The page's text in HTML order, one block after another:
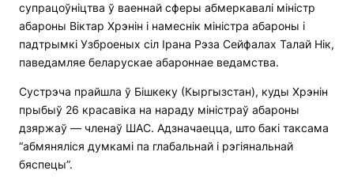
супрацоўніцтва ў ваеннай сферы абмеркавалі міністр
абароны Віктар Хрэнін і намеснік міністра абароны і
падтрымкі Узброеных сіл Ірана Рэза Сейфалах Талай Нік,
паведамляе беларускае абароннае ведамства.
Сустрэча прайшла ў Бішкеку (Кыргызстан), куды Хрэнін
прыбыў 26 красавіка на нараду міністраў абароны
дзяржаў — членаў ШАС. Адзначаецца, што бакі таксама
“абмяняліся думкамі па глабальнай і рэгіянальнай
бяспецы”.